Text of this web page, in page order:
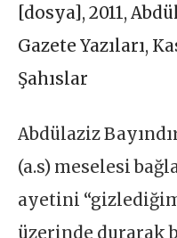
[dosya] ,2011,
Gazete Yazıları,
Şahıslar
Abdülaziz
(a.s) meselesi
ayetini
üzerinde durarak